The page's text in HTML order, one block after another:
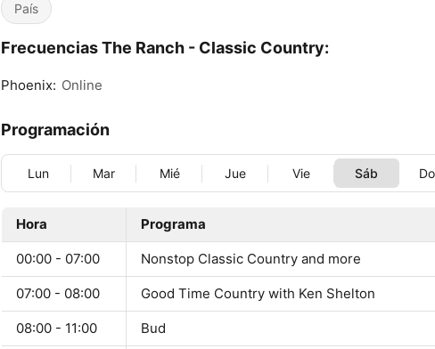
País
Frecuencias The Ranch - Classic Country:
Phoenix: Online
Programación
Lun Mar Mié Jue Vie Sáb
Hora Programa
00:00 - 07:00 Nonstop Classic Country and more
07:00 - 08:00 Good Time Country with Ken Shelton
08:00 - 11:00 Bud